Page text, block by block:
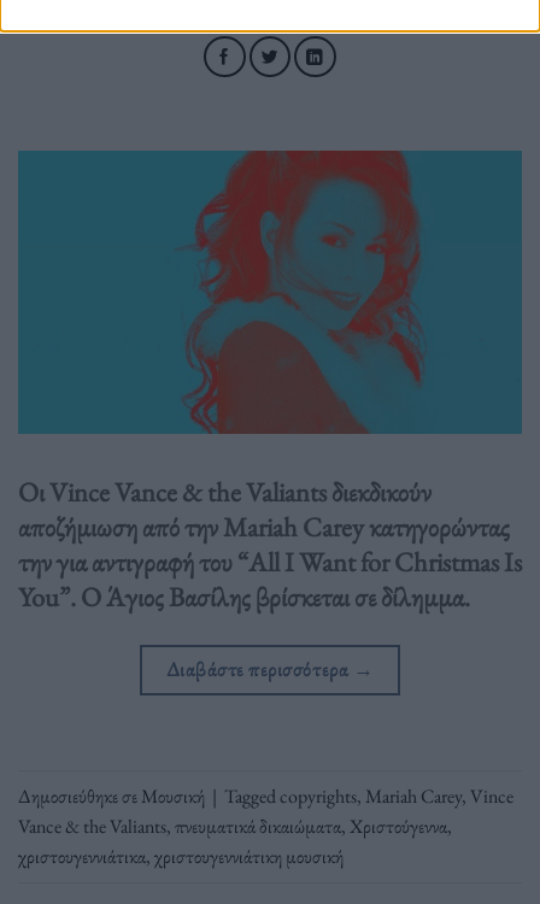
Οι Vince Vance & the Valiants διεκδικούν
αποζήμιωση από την Mariah Carey κατηγορώντας
την για αντιγραφή του “All I Want for Christmas Is
You”. Ο Άγιος Βασίλης βρίσκεται σε δίλημμα.
Διαβάστε περισσότερα →
Δημοσιεύθηκε σεΜουσική | Taggedcopyrights, Mariah Carey,Vince
Vance & the Valiants,πνευματικά δικαιώματα,Χριστούγεννα,
χριστουγεννιάτικα,χριστουγεννιάτικη μουσική